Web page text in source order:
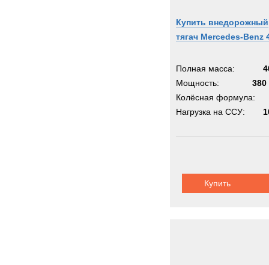
Купить внедорожный
тягач Mercedes-Benz
Полная масса:
Мощность:
380
Колёсная формула:
Нагрузка на ССУ:
Купить